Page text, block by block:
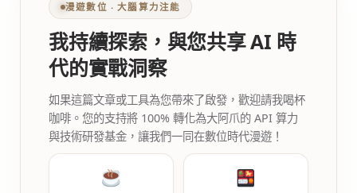
漫遊數位 ‧ 大腦算力注能
我持續探索，與您共享 AI 時
代的實戰洞察
如果這篇文章或工具為您帶來了啟發，歡迎請我喝杯
咖啡。您的支持將 100% 轉化為大阿爪的 API 算力
與技術研發基金，讓我們一同在數位時代漫遊！